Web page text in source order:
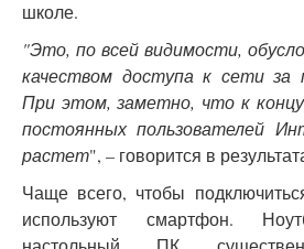
школе.
"Это, по всей видимости,
качеством доступа к сети за
При этом, заметно, что к
постоянных пользователей
растет", – говорится в
Чаще всего, чтобы
используют смартфон.